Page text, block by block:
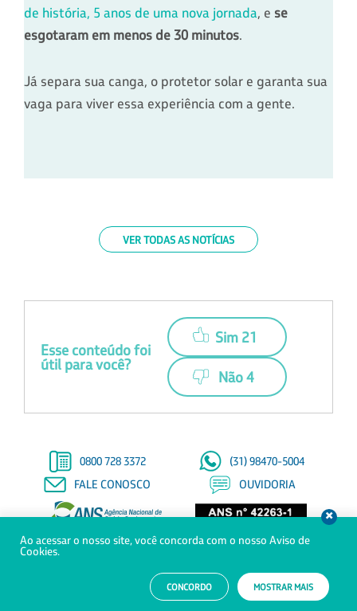
de história, 5 anos de uma nova jornada, e se
esgotaram em menos de 30 minutos.
Já separa sua canga, o protetor solar e garanta sua
vaga para viver essa experiência com a gente.
VER TODAS AS NOTÍCIAS
Esse conteúdo foi
útil para você?
Sim 21
Não 4
0800 728 3372
(31) 98470-5004
FALE CONOSCO
OUVIDORIA
© Copyright 2021 - Todos os direitos reservados à Saúde Petrobras
Aviso de
Privacidade
Relatório Transparência
Salarial MTE
Ao acessar o nosso site, você concorda com o nosso Aviso de
Cookies.
CONCORDO MOSTRAR MAIS
WHATSAPP